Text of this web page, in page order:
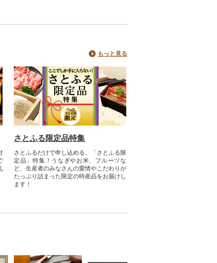
もっと見る
さとふる限定品特集
さとふるだけで申し込める、「さとふる限
定品」特集！うなぎやお米、フルーツな
ど、生産者のみなさんの愛情やこだわりが
たっぷり詰まった限定の特産品をお届けし
ます！